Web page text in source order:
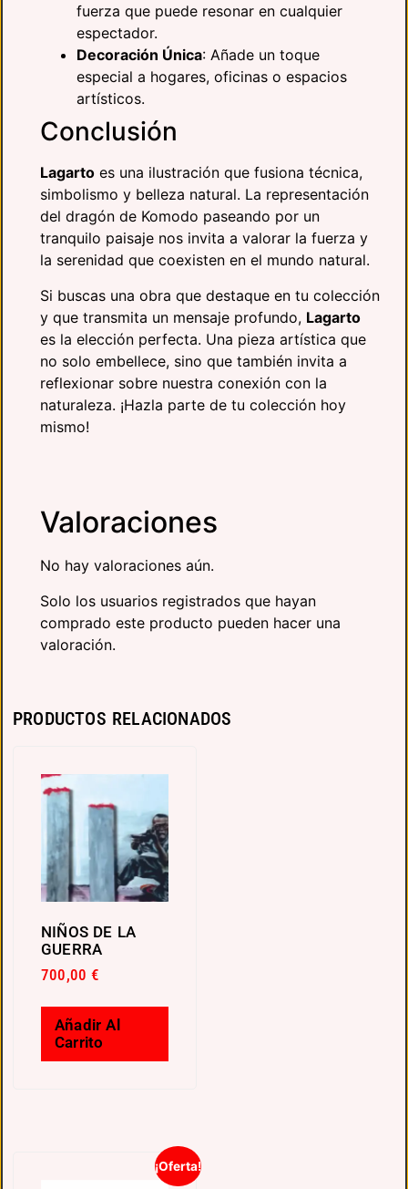
fuerza que puede resonar en cualquier
espectador.
Decoración Única: Añade un toque
especial a hogares, oficinas o espacios
artísticos.
Conclusión
Lagarto es una ilustración que fusiona técnica,
simbolismo y belleza natural. La representación
del dragón de Komodo paseando por un
tranquilo paisaje nos invita a valorar la fuerza y
la serenidad que coexisten en el mundo natural.
Si buscas una obra que destaque en tu colección
y que transmita un mensaje profundo, Lagarto
es la elección perfecta. Una pieza artística que
no solo embellece, sino que también invita a
reflexionar sobre nuestra conexión con la
naturaleza. ¡Hazla parte de tu colección hoy
mismo!
Valoraciones
No hay valoraciones aún.
Solo los usuarios registrados que hayan
comprado este producto pueden hacer una
valoración.
PRODUCTOS RELACIONADOS
NIÑOS DE LA
GUERRA
700,00€
Añadir Al
Carrito
¡Oferta!